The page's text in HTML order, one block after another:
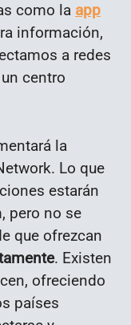
como la app
información,
a redes
centro
la
Lo que
estarán
pero no se
que ofrezcan
. Existen
ofreciendo
países